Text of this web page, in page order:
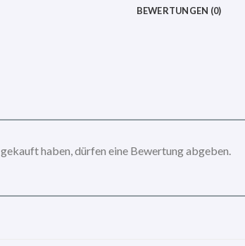
BEWERTUNGEN (0)
haben, dürfen eine Bewertung abgeben.